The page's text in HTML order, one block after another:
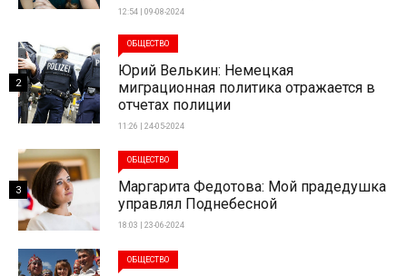
12:54 | 09-08-2024
ОБЩЕСТВО
Юрий Велькин: Немецкая
миграционная политика отражается в
отчетах полиции
11:26 | 24-05-2024
2
ОБЩЕСТВО
Маргарита Федотова: Мой прадедушка
управлял Поднебесной
18:03 | 23-06-2024
3
ОБЩЕСТВО